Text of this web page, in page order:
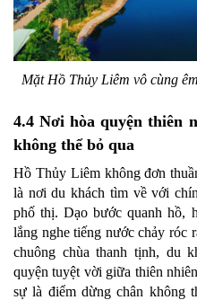
Mặt Hồ Thủy Liêm vô cùng
4.4 Nơi hòa quyện thiên
không thể bỏ qua
Hồ Thủy Liêm không đơn
là nơi du khách tìm về với
phố thị. Dạo bước quanh hồ,
lắng nghe tiếng nước chảy róc
chuông chùa thanh tịnh, du
quyện tuyệt vời giữa thiên
sự là điểm dừng chân không